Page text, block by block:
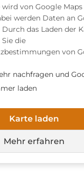
wird von Google Maps
werden Daten an
das Laden der
die
von
nachfragen und
laden
Karte laden
Mehr erfahren